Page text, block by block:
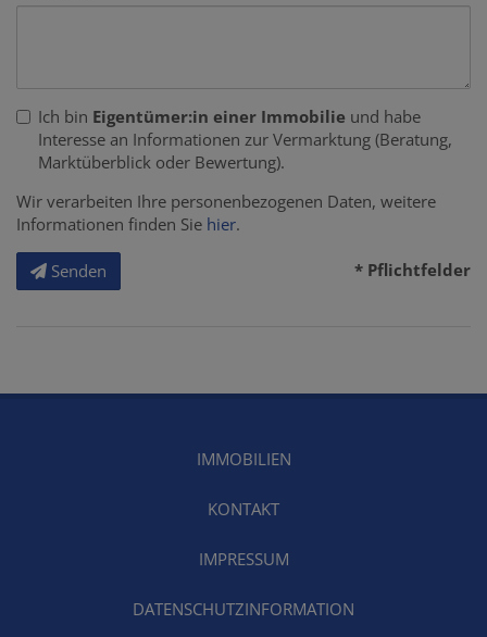
Ich bin Eigentümer:in einer Immobilie und habe
Interesse an Informationen zur Vermarktung (Beratung,
Marktüberblick oder Bewertung).
Wir verarbeiten Ihre personenbezogenen Daten, weitere
Informationen finden Sie hier.
Senden * Pflichtfelder
IMMOBILIEN
KONTAKT
IMPRESSUM
DATENSCHUTZINFORMATION